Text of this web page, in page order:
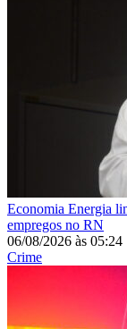
Economia Energia
empregos no RN
06/08/2026 às 05:24
Crime